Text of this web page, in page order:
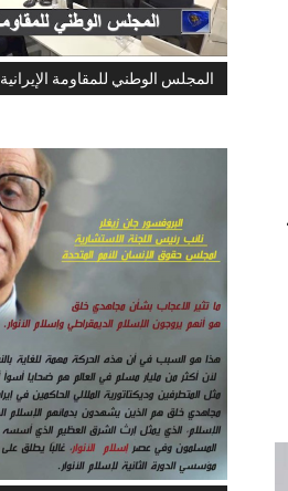
المجلس الوطني للمقاومة الإيرانية